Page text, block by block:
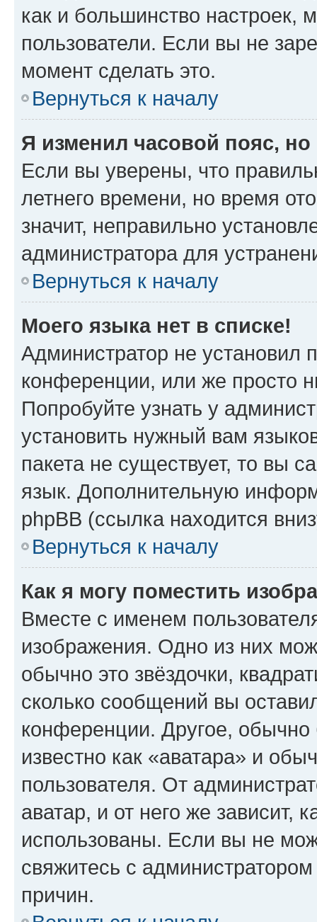
как и большинство настроек,
пользователи. Если вы не
момент сделать это.
Вернуться к началу
Я изменил часовой пояс,
Если вы уверены, что
летнего времени, но время
значит, неправильно
администратора для
Вернуться к началу
Моего языка нет в списке!
Администратор не установил
конференции, или же просто
Попробуйте узнать у
установить нужный вам
пакета не существует, то вы
язык. Дополнительную
phpBB (ссылка находится
Вернуться к началу
Как я могу поместить
Вместе с именем
изображения. Одно из них
обычно это звёздочки,
сколько сообщений вы
конференции. Другое,
известно как «аватара» и
пользователя. От
аватар, и от него же зависит,
использованы. Если вы не
свяжитесь с
причин.